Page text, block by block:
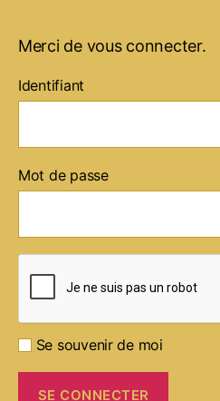
Merci de vous connecter.
Identifiant
Mot de passe
Se souvenir de moi